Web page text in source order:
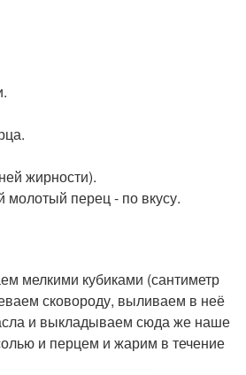
жирности).
перец - по вкусу.
мелкими кубиками (сантиметр
сковороду, выливаем в неё
и выкладываем сюда же наше
и перцем и жарим в течение